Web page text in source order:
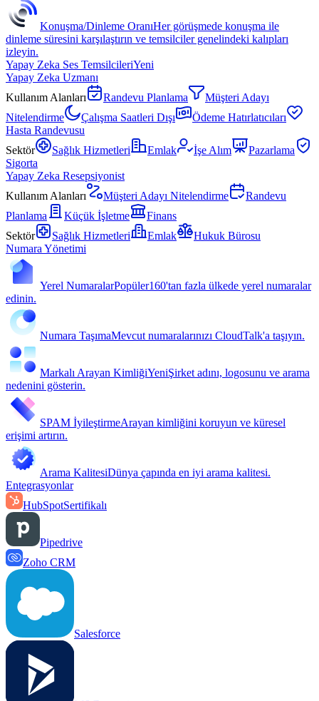
Konuşma/Dinleme OranıHer görüşmede konuşma ile
dinleme süresini karşılaştırın ve temsilciler genelindeki kalıpları
izleyin.
Yapay Zeka Ses TemsilcileriYeni
Yapay Zeka Uzmanı
Kullanım Alanları
Randevu Planlama
Müşteri Adayı
Nitelendirme
Çalışma Saatleri Dışı
Ödeme Hatırlatıcıları
Hasta Randevusu
Sektör
Sağlık Hizmetleri Emlak İşe Alım
Pazarlama
Sigorta
Yapay Zeka Resepsiyonist
Kullanım Alanları
Müşteri Adayı Nitelendirme
Randevu
Planlama
Küçük İşletme
Finans
Sektör
Sağlık Hizmetleri Emlak
Hukuk Bürosu
Numara Yönetimi
Yerel NumaralarPopüler160'tan fazla ülkede yerel numaralar
edinin.
Numara TaşımaMevcut numaralarınızı CloudTalk'a taşıyın.
Markalı Arayan KimliğiYeniŞirket adını, logosunu ve arama
nedenini gösterin.
SPAM İyileştirmeArayan kimliğini koruyun ve küresel
erişimi artırın.
Arama KalitesiDünya çapında en iyi arama kalitesi.
Entegrasyonlar
HubSpotSertifikalı
Pipedrive
Zoho CRM
Salesforce